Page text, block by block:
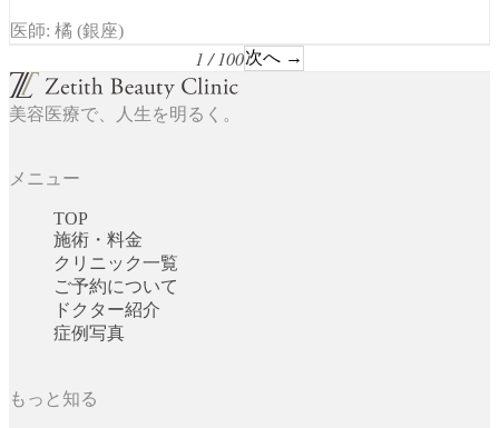
医師: 橘 (銀座)
1 / 100次へ →
美容医療で、人生を明るく。
メニュー
TOP
施術・料金
クリニック一覧
ご予約について
ドクター紹介
症例写真
もっと知る